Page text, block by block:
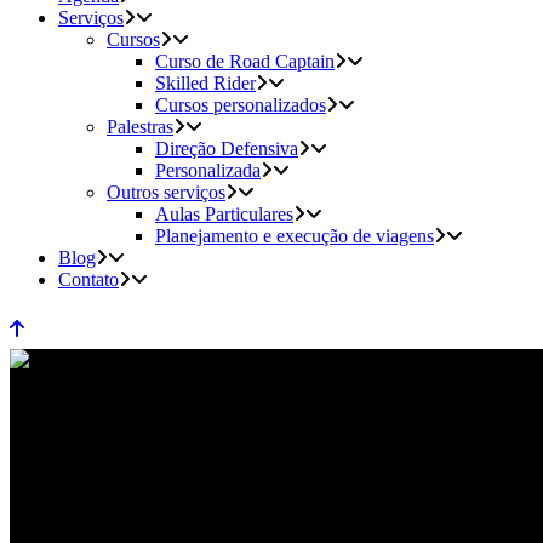
Serviços
Cursos
Curso de Road Captain
Skilled Rider
Cursos personalizados
Palestras
Direção Defensiva
Personalizada
Outros serviços
Aulas Particulares
Planejamento e execução de viagens
Blog
Contato